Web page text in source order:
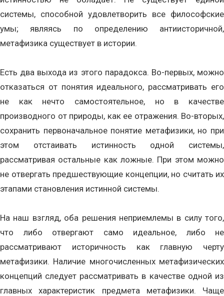
системы, способной удовлетворить все философские
умы; являясь по определению антиисторичной,
метафизика существует в истории.
Есть два выхода из этого парадокса. Во-первых, можно
отказаться от понятия идеального, рассматривать его
не как нечто самостоятельное, но в качестве
производного от природы, как ее отражения. Во-вторых,
сохранить первоначальное понятие метафизики, но при
этом отстаивать истинность одной системы,
рассматривая остальные как ложные. При этом можно
не отвергать предшествующие концепции, но считать их
этапами становления истинной системы.
На наш взгляд, оба решения неприемлемы в силу того,
что либо отвергают само идеальное, либо не
рассматривают историчность как главную черту
метафизики. Наличие многочисленных метафизических
концепций следует рассматривать в качестве одной из
главных характеристик предмета метафизики. Чаще